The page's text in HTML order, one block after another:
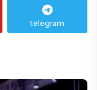
telegram